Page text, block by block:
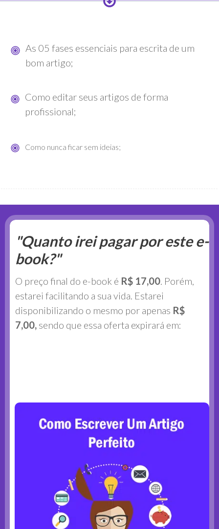
As 05 fases essenciais para escrita de um
bom artigo;
Como editar seus artigos de forma
profissional;
Como nunca ficar sem ideias;
"Quanto irei pagar por este e-
book?"
O preço final do e-book é R$ 17,00 . Porém,
estarei facilitando a sua vida. Estarei
disponibilizando o mesmo por apenas R$
7,00, sendo que essa oferta expirará em: